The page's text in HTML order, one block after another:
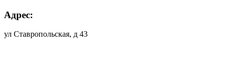
Адрес:
ул Ставропольская, д 43